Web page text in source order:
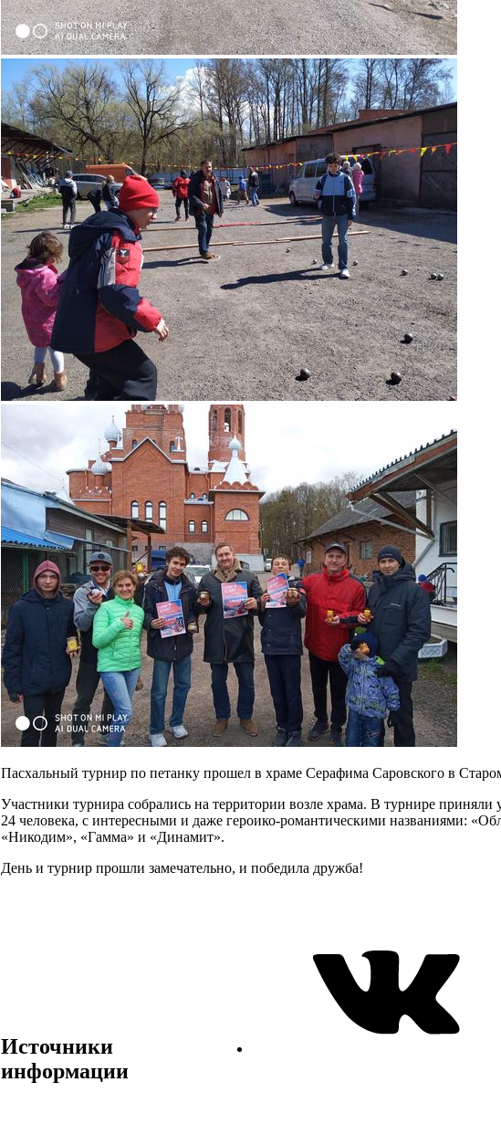
Пасхальный турнир по петанку прошел в храме Серафима Саровского в
Участники турнира собрались на территории возле храма. В турнире
24 человека, с интересными и даже героико-романтическими названиями:
«Никодим», «Гамма» и «Динамит».
​День и турнир прошли замечательно, и победила дружба!
Источники
информации